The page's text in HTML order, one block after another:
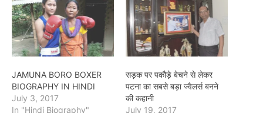
JAMUNA BORO BOXER
BIOGRAPHY IN HINDI
July 3, 2017
In "Hindi Biography"
सड़क पर पकौड़े बेचने से लेकर
पटना का सबसे बड़ा ज्वैलर्स बनने
की कहानी
July 19, 2017